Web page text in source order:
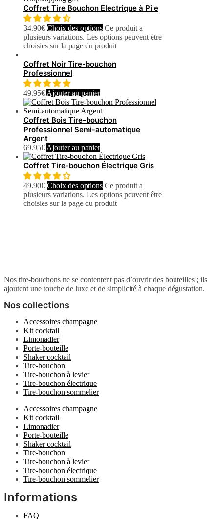
Coffret Tire Bouchon Electrique à Pile
34.90€ Choix des options Ce produit a
plusieurs variations. Les options peuvent être
choisies sur la page du produit
Coffret Noir Tire-bouchon
Professionnel
49.95€ Ajouter au panier
Coffret Bois Tire-bouchon
Professionnel Semi-automatique
Argent
69.95€ Ajouter au panier
Coffret Tire-bouchon Électrique Gris
49.90€ Choix des options Ce produit a
plusieurs variations. Les options peuvent être
choisies sur la page du produit
Nos tire-bouchons ne se contentent pas d’ouvrir des bouteilles ; ils
ajoutent une touche de luxe et de simplicité à chaque dégustation.
Nos collections
Accessoires champagne
Kit cocktail
Limonadier
Porte-bouteille
Shaker cocktail
Tire-bouchon
Tire-bouchon à levier
Tire-bouchon électrique
Tire-bouchon sommelier
Accessoires champagne
Kit cocktail
Limonadier
Porte-bouteille
Shaker cocktail
Tire-bouchon
Tire-bouchon à levier
Tire-bouchon électrique
Tire-bouchon sommelier
Informations
FAQ